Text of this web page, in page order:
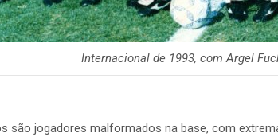
Internacional de 1993, com Argel
são jogadores malformados na base, com